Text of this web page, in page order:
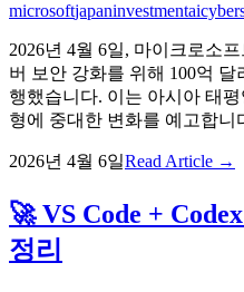
microsoftjapaninvestmentai
2026년 4월 6일, 마이크로소
버 보안 강화를 위해 100억
행했습니다. 이는 아시아 태
형에 중대한 변화를 예고합니
2026년 4월 6일Read Article →
🚀 VS Code +
정리